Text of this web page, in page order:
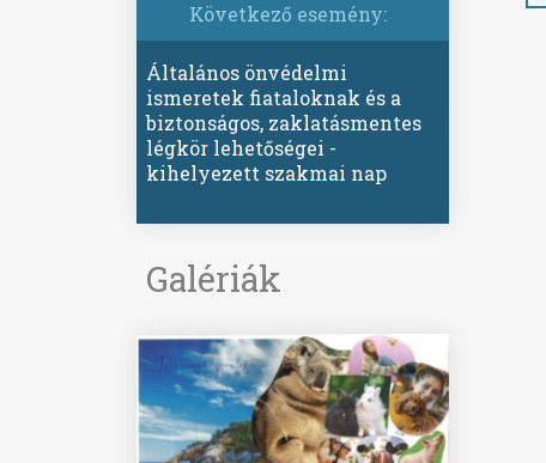
Következő esemény:
Általános önvédelmi
ismeretek fiataloknak és a
biztonságos, zaklatásmentes
légkör lehetőségei -
kihelyezett szakmai nap
Galériák